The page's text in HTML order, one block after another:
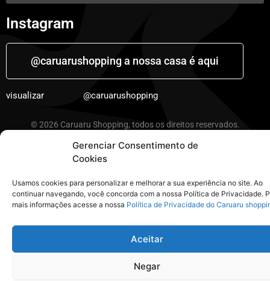
Gerenciar Consentimento de
Cookies
Usamos cookies para personalizar e melhorar a sua experiência no site. Ao
continuar navegando, você concorda com a nossa Política de Privacidade.
mais informações acesse a nossa Política de Privacidade do Caruaru
Aceitar
Negar
Instagram
@caruarushopping a nossa casa é aqui
visualizar @caruarushopping
© 2026 Caruaru Shopping, todos os direitos reservados.